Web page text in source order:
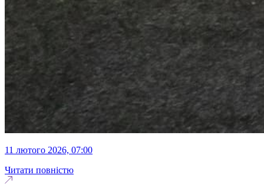
11 лютого 2026, 07:00
Читати повністю